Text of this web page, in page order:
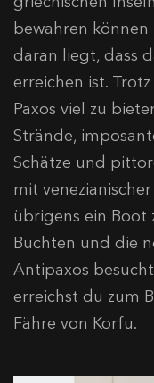
bewahren
daran liegt, dass
erreichen ist.
Paxos viel zu
Strände,
Schätze und
mit
übrigens ein Boot
Buchten und die
Antipaxos
erreichst du zum
Fähre von Korfu.